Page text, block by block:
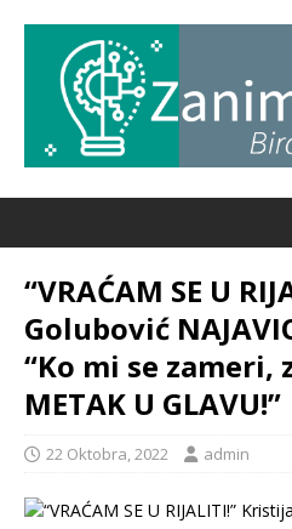
“VRAĆAM SE U
Golubović
“Ko mi se zameri,
METAK U GLAVU!”
22 Oktobra, 2022 admin